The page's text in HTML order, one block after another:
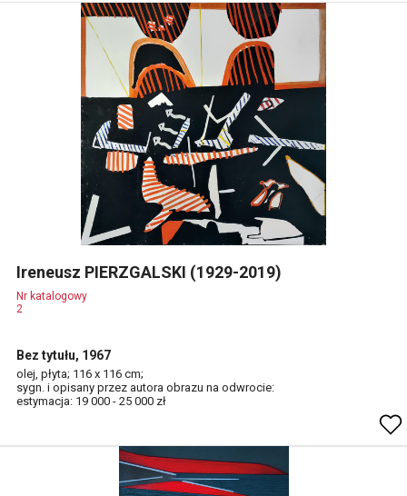
Ireneusz PIERZGALSKI (1929-2019)
Nr katalogowy
2
Bez tytułu, 1967
olej, płyta; 116 x 116 cm;
sygn. i opisany przez autora obrazu na odwrocie:
estymacja: 19 000 - 25 000 zł